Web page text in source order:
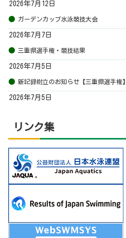
2026年7月12日
ガーデンカップ水泳競技大会
2026年7月7日
三重県選手権・競技結果
2026年7月5日
新記録樹立のお知らせ【三重県選手権】
2026年7月5日
リンク集